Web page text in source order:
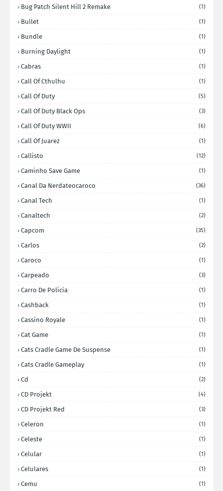
Bug Patch Silent Hill 2 Remake (1)
Bullet (1)
Bundle (1)
Burning Daylight (1)
Cabras (1)
Call Of Cthulhu (1)
Call Of Duty (5)
Call Of Duty Black Ops (3)
Call Of Duty WWII (6)
Call Of Juarez (1)
Callisto (12)
Caminho Save Game (1)
Canal Da Nerdateocaroco (36)
Canal Tech (1)
Canaltech (2)
Capcom (35)
Carlos (2)
Caroco (1)
Carpeado (3)
Carro De Policia (1)
Cashback (1)
Cassino Royale (1)
Cat Game (1)
Cats Cradle Game De Suspense (1)
Cats Cradle Gameplay (1)
Cd (2)
CD Projekt (4)
CD Projekt Red (3)
Celeron (1)
Celeste (1)
Celular (1)
Celulares (1)
Cemu (1)